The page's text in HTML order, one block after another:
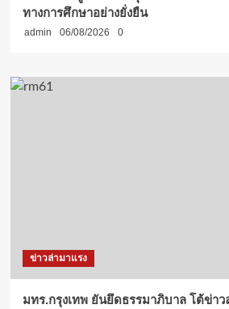
ทางการศึกษาอย่างยั่งยืน
admin 06/08/2026 0
ข่าวล่ามาแรง
มทร.กรุงเทพ ยันยึดธรรมาภิบาล โต้ข่าว